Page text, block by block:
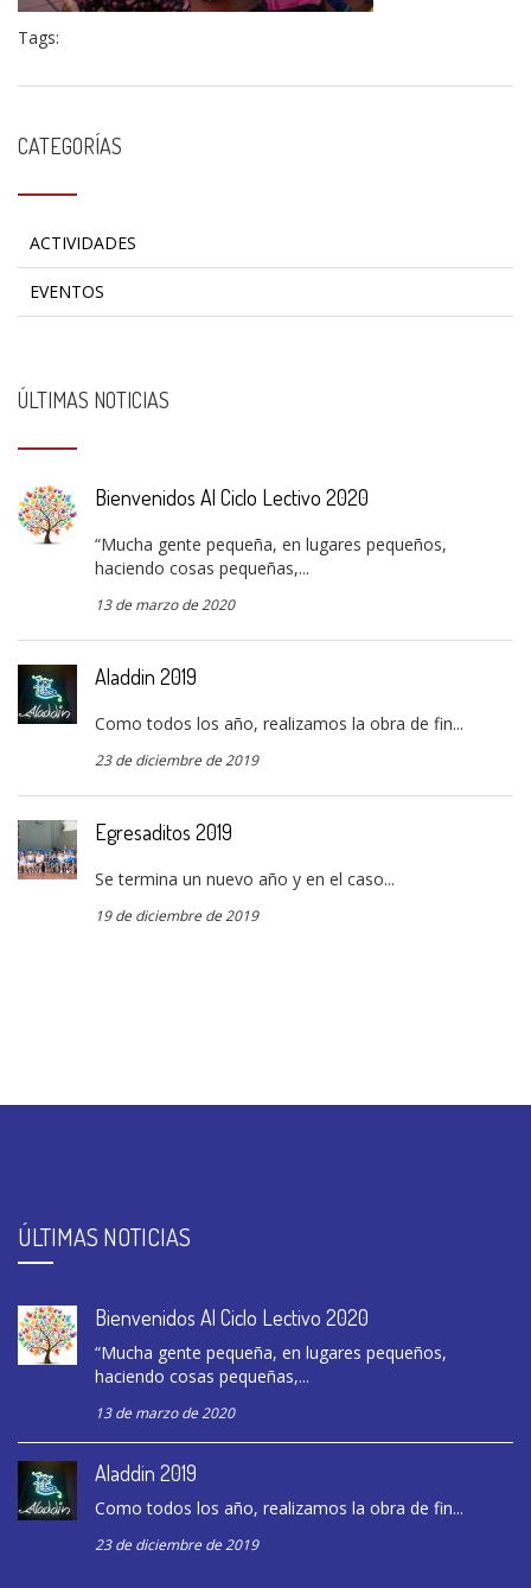
Tags:
CATEGORÍAS
ACTIVIDADES
EVENTOS
ÚLTIMAS NOTICIAS
Bienvenidos Al Ciclo Lectivo 2020
“Mucha gente pequeña, en lugares pequeños,
haciendo cosas pequeñas,...
13 de marzo de 2020
Aladdin 2019
Como todos los año, realizamos la obra de fin...
23 de diciembre de 2019
Egresaditos 2019
Se termina un nuevo año y en el caso...
19 de diciembre de 2019
ÚLTIMAS NOTICIAS
Bienvenidos Al Ciclo Lectivo 2020
“Mucha gente pequeña, en lugares pequeños,
haciendo cosas pequeñas,...
13 de marzo de 2020
Aladdin 2019
Como todos los año, realizamos la obra de fin...
23 de diciembre de 2019